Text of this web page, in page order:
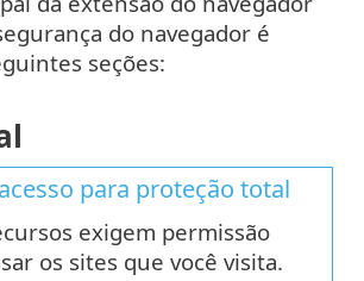
do navegador é
seções:
para proteção total
exigem permissão
os sites que você visita.